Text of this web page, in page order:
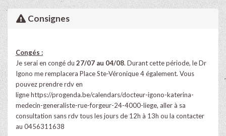
Consignes
Congés :
Je serai en congé du 27/07 au 04/08. Durant cette période, le Dr
Igono me remplacera Place Ste-Véronique 4 également. Vous
pouvez prendre rdv en
lignehttps://progenda.be/calendars/docteur-igono-katerina-
medecin-generaliste-rue-forgeur-24-4000-liege, aller à sa
consultation sans rdv tous les jours de 12h à 13h ou la contacter
au 0456311638